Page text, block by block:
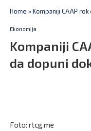
Home »Kompaniji CAAP
Ekonomija
Kompaniji
da dopuni
Foto: rtcg.me